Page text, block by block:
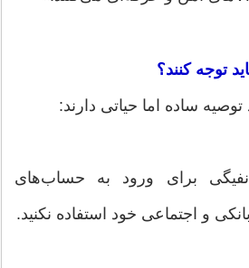
توجه کنند؟
ساده اما حیاتی دارند:
برای ورود به حساب‌های
و اجتماعی خود استفاده نکنید.